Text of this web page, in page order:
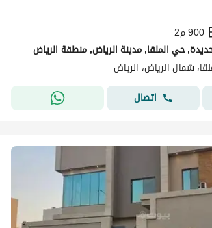
900 م2
حي الملقا, مدينة الرياض, منطقة الرياض
شمال الرياض، الرياض
اتصال